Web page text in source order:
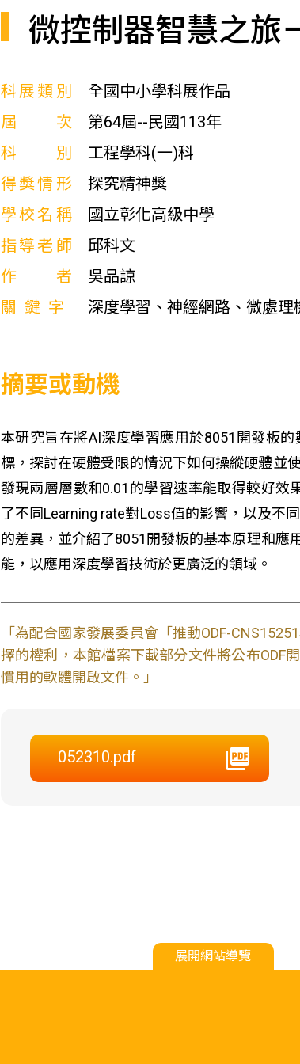
微控制器智慧之旅
科展類別
全國中小學科展作品
屆次
第64屆--民國113年
科別
工程學科(一)科
得獎情形
探究精神獎
學校名稱
國立彰化高級中學
指導老師
邱科文
作者
吳品諒
關鍵字
深度學習、神經網路、微處理
摘要或動機
本研究旨在將AI深度學習應用於8051開發板
標，探討在硬體受限的情況下如何操縱硬體並
發現兩層層數和0.01的學習速率能取得較好
了不同Learning rate對Loss值的影響，以及不
的差異，並介紹了8051開發板的基本原理和應
能，以應用深度學習技術於更廣泛的領域。
「為配合國家發展委員會「推動ODF-
擇的權利，本館檔案下載部分文件將公布ODF
慣用的軟體開啟文件。」
052310.pdf
展開網站導覽